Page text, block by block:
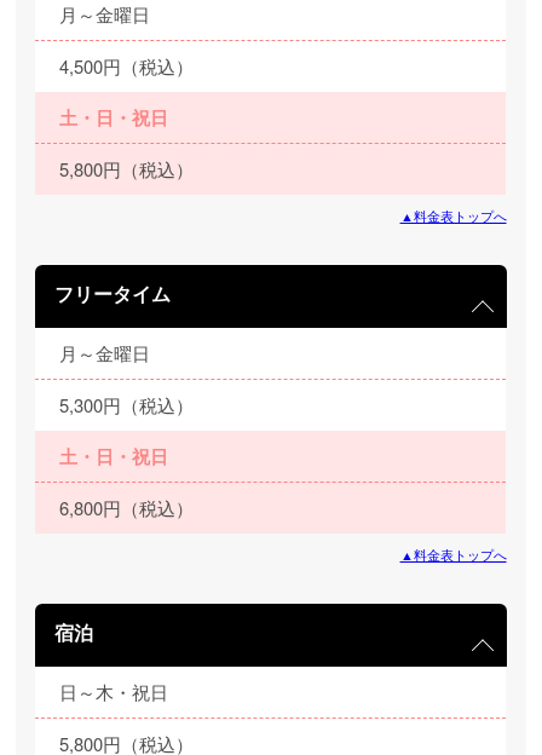
月～金曜日
4,500円（税込）
土・日・祝日
5,800円（税込）
▲料金表トップへ
フリータイム
月～金曜日
5,300円（税込）
土・日・祝日
6,800円（税込）
▲料金表トップへ
宿泊
日～木・祝日
5,800円（税込）